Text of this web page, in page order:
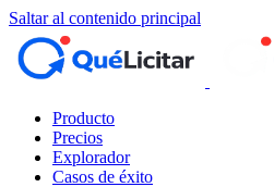
Saltar al contenido principal
Producto
Precios
Explorador
Casos de éxito